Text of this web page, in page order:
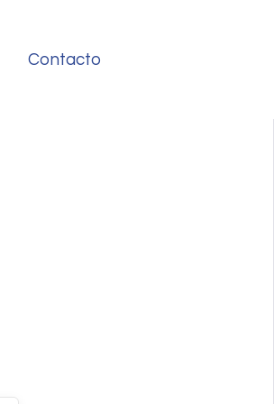
Contacto